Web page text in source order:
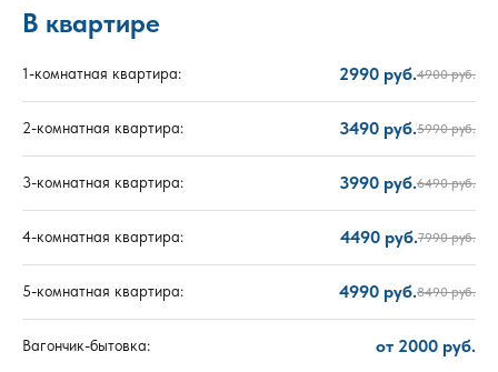
В квартире
1-комнатная квартира: 2990 руб.4900 руб.
2-комнатная квартира: 3490 руб.5990 руб.
3-комнатная квартира: 3990 руб.6490 руб.
4-комнатная квартира: 4490 руб.7990 руб.
5-комнатная квартира: 4990 руб.8490 руб.
Вагончик-бытовка: от 2000 руб.